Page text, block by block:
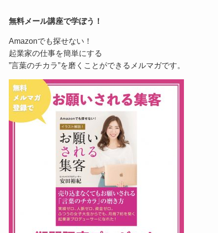
無料メール講座で学ぼう！
Amazonでも探せない！
起業家の仕事を簡単にする
”言葉のチカラ”を磨くことができるメルマガです。